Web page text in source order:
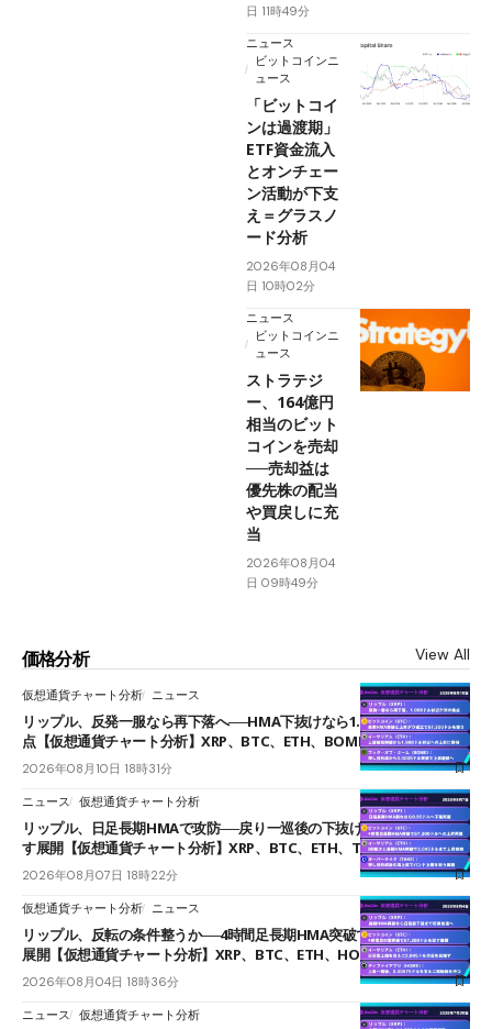
日 11時49分
ニュース
ビットコインニ
ュース
「ビットコイ
ンは過渡期」
ETF資金流入
とオンチェー
ン活動が下支
え＝グラスノ
ード分析
2026年08月04
日 10時02分
ニュース
ビットコインニ
ュース
ストラテジ
ー、164億円
相当のビット
コインを売却
──売却益は
優先株の配当
や買戻しに充
当
2026年08月04
日 09時49分
価格分析 View All
仮想通貨チャート分析 ニュース
リップル、反発一服なら再下落へ──HMA下抜けなら1.008ドルが次の焦
点【仮想通貨チャート分析】XRP、BTC、ETH、BOME
2026年08月10日 18時31分
ニュース 仮想通貨チャート分析
リップル、日足長期HMAで攻防──戻り一巡後の下抜けで0.95ドルを試
す展開【仮想通貨チャート分析】XRP、BTC、ETH、TAKE
2026年08月07日 18時22分
仮想通貨チャート分析 ニュース
リップル、反転の条件整うか──4時間足長期HMA突破で雲下端を目指す
展開【仮想通貨チャート分析】XRP、BTC、ETH、HOME
2026年08月04日 18時36分
ニュース 仮想通貨チャート分析